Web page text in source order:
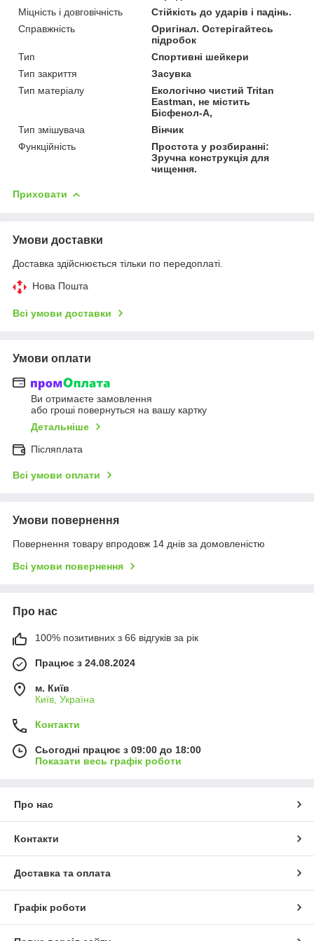
Міцність і довговічність
Стійкість до ударів і падінь.
Справжність
Оригінал. Остерігайтесь
підробок
Тип
Спортивні шейкери
Тип закриття
Засувка
Тип матеріалу
Екологічно чистий Tritan
Eastman, не містить
Бісфенол-А,
Тип змішувача
Вінчик
Функційність
Простота у розбиранні:
Зручна конструкція для
чищення.
Приховати
Умови доставки
Доставка здійснюється тільки по передоплаті.
Нова Пошта
Всі умови доставки
Умови оплати
Ви отримаєте замовлення
або гроші повернуться на вашу картку
Детальніше
Післяплата
Всі умови оплати
Умови повернення
Повернення товару впродовж 14 днів за домовленістю
Всі умови повернення
Про нас
100% позитивних з 66 відгуків за рік
Працює з 24.08.2024
м. Київ
Київ, Україна
Контакти
Сьогодні працює з 09:00 до 18:00
Показати весь графік роботи
Про нас
Контакти
Доставка та оплата
Графік роботи